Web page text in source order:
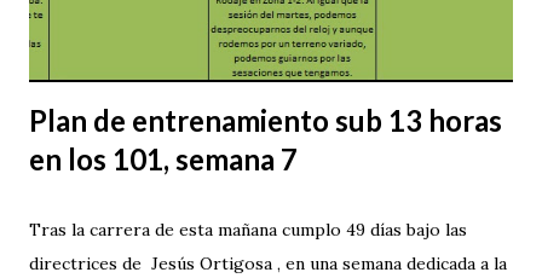
Plan de entrenamiento sub 13 horas
en los 101, semana 7
Tras la carrera de esta mañana cumplo 49 días bajo las
directrices de Jesús Ortigosa , en una semana dedicada a la